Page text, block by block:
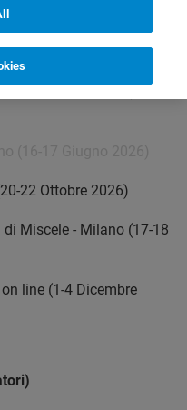
(14-17 Aprile 2026)
(19-21 Maggio 2026)
22 Ottobre 2026)
- Milano (17-18
line (1-4 Dicembre